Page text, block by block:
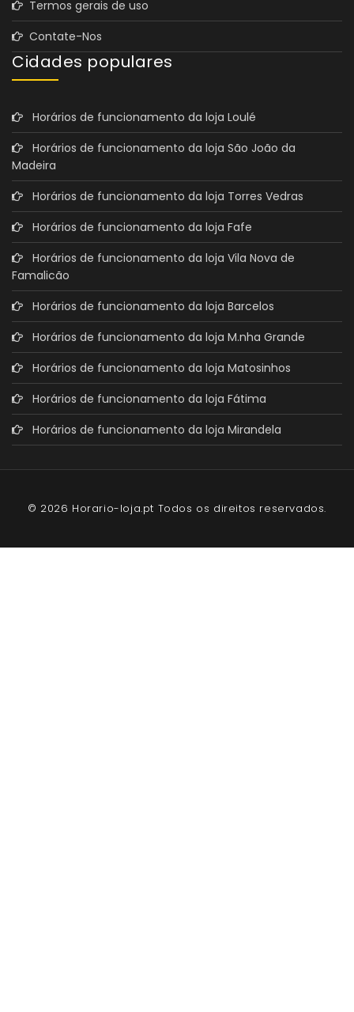
Termos gerais de uso
Contate-Nos
Cidades populares
Horários de funcionamento da loja Loulé
Horários de funcionamento da loja São João da
Madeira
Horários de funcionamento da loja Torres Vedras
Horários de funcionamento da loja Fafe
Horários de funcionamento da loja Vila Nova de
Famalicão
Horários de funcionamento da loja Barcelos
Horários de funcionamento da loja M.nha Grande
Horários de funcionamento da loja Matosinhos
Horários de funcionamento da loja Fátima
Horários de funcionamento da loja Mirandela
© 2026 Horario-loja.pt Todos os direitos reservados.